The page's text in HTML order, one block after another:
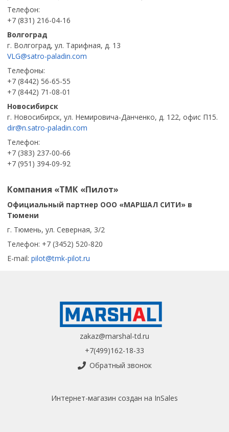
Телефон:
+7 (831) 216-04-16
Волгоград
г. Волгоград, ул. Тарифная, д. 13
VLG@satro-paladin.com
Телефоны:
+7 (8442) 56-65-55
+7 (8442) 71-08-01
Новосибирск
г. Новосибирск, ул. Немировича-Данченко, д. 122, офис П15.
dir@n.satro-paladin.com
Телефон:
+7 (383) 237-00-66
+7 (951) 394-09-92
Компания «ТМК «Пилот»
Официальный партнер ООО «МАРШАЛ СИТИ» в
Тюмени
г. Тюмень, ул. Северная, 3/2
Телефон: +7 (3452) 520-820
E-mail:pilot@tmk-pilot.ru
zakaz@marshal-td.ru
+7(499)162-18-33
Обратный звонок
Интернет-магазин создан на InSales